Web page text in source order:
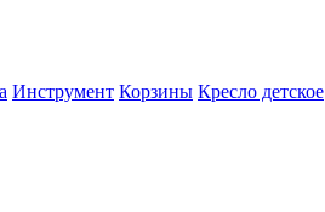
Инструмент Корзины Кресло детское